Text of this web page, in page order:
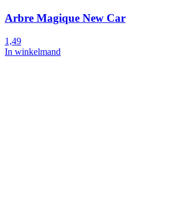
Arbre Magique New Car
1,49
In winkelmand